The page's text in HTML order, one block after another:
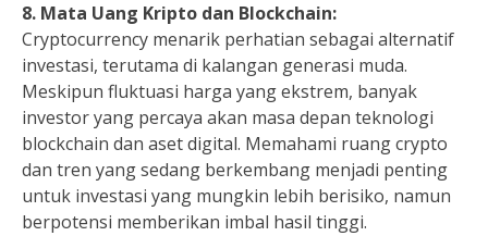
8. Mata Uang Kripto dan Blockchain:
Cryptocurrency menarik perhatian sebagai alternatif
investasi, terutama di kalangan generasi muda.
Meskipun fluktuasi harga yang ekstrem, banyak
investor yang percaya akan masa depan teknologi
blockchain dan aset digital. Memahami ruang crypto
dan tren yang sedang berkembang menjadi penting
untuk investasi yang mungkin lebih berisiko, namun
berpotensi memberikan imbal hasil tinggi.